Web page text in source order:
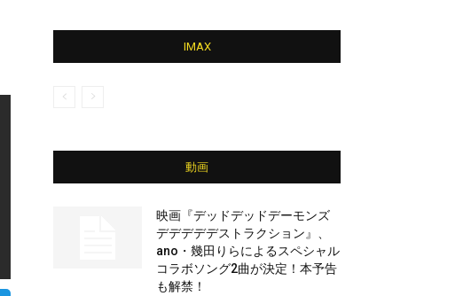
IMAX
動画
映画『デッドデッドデーモンズ
デデデデデストラクション』、
ano・幾田りらによるスペシャル
コラボソング2曲が決定！本予告
も解禁！